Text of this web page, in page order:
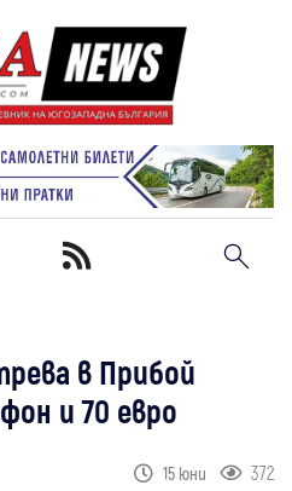
в Прибой
и 70 евро
15 юни 372